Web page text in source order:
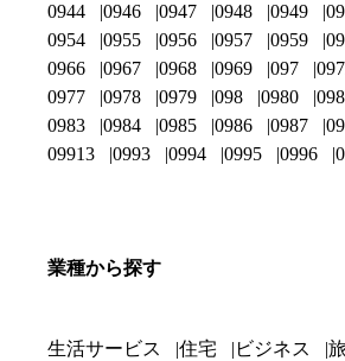
0944
0946 0947 0948 0949
0954
0955 0956 0957 0959
0966
0967 0968 0969 097
0977
0978 0979 098 0980
0983
0984 0985 0986 0987
09913
0993 0994 0995 0996
業種から探す
生活サービス 住宅 ビジネス